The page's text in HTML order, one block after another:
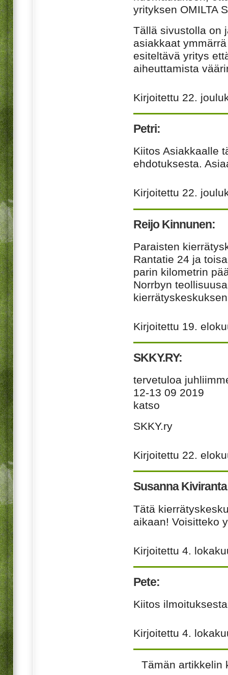
yrityksen OMILTA
Tällä sivustolla on
asiakkaat
esiteltävä yritys
aiheuttamista
Kirjoitettu 22.
Petri:
Kiitos Asiakkaalle
ehdotuksesta.
Kirjoitettu 22.
Reijo Kinnunen:
Paraisten
Rantatie 24 ja
parin kilometrin
Norrbyn
Kirjoitettu 19.
SKKY.RY:
tervetuloa
12-13 09 2019
katso
SKKY.ry
Kirjoitettu 22.
Susanna
Tätä
aikaan! Voisitteko
Kirjoitettu 4.
Pete:
Kiitos
Kirjoitettu 4.
Tämän artikkelin